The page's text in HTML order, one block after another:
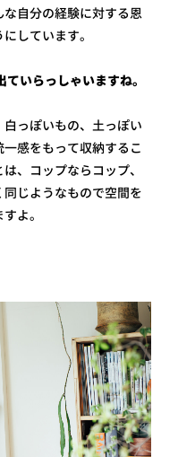
自分の経験に対する恩
しています。
いらっしゃいますね。
っぽいもの、土っぽい
感をもって収納するこ
、コップならコップ、
じようなもので空間を
よ。